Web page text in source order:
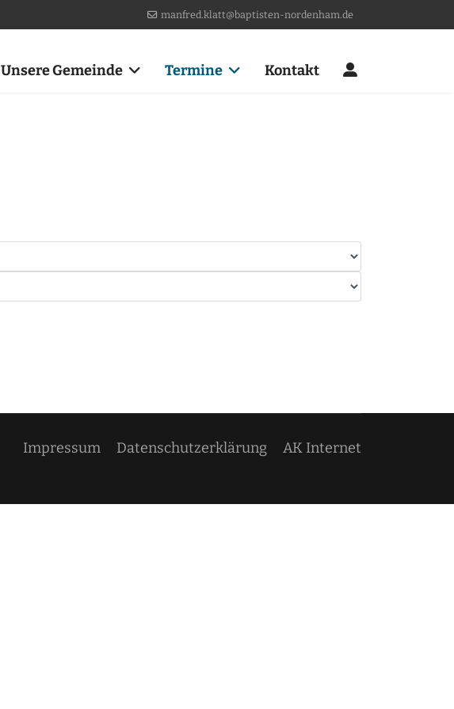
manfred.klatt@baptisten-nordenham.de
Unsere Gemeinde Termine Kontakt
Impressum Datenschutzerklärung AK Internet